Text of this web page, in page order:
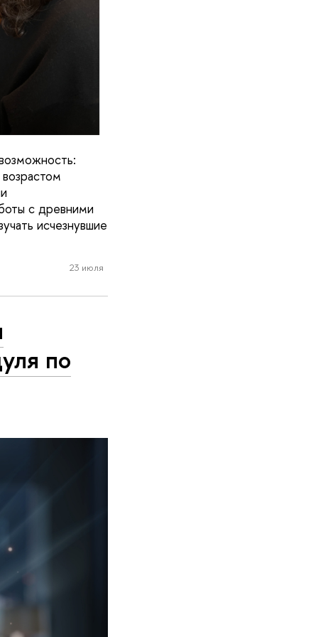
с древними
исчезнувшие
23 июля
по